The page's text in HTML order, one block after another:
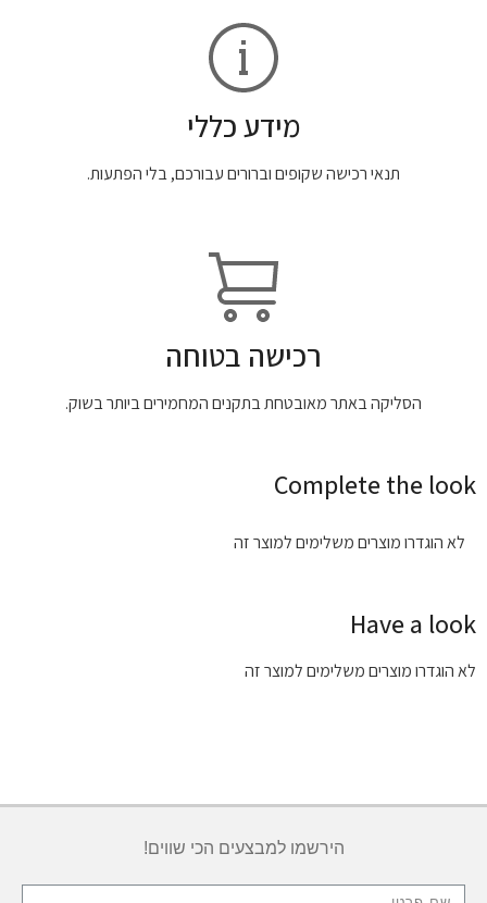
מידע כללי
תנאי רכישה שקופים וברורים עבורכם, בלי הפתעות.
רכישה בטוחה
הסליקה באתר מאובטחת בתקנים המחמירים ביותר בשוק.
Complete the look
לא הוגדרו מוצרים משלימים למוצר זה
Have a look
לא הוגדרו מוצרים משלימים למוצר זה
הירשמו למבצעים הכי שווים!